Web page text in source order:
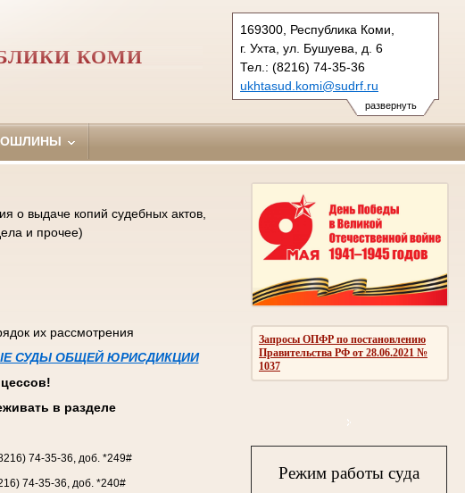
развернуть
169300, Республика Коми,
г. Ухта, ул. Бушуева, д. 6
Тел.: (8216) 74-35-36
ukhtasud.komi@sudrf.ru
схема проезда
КОМИ
Запросы ОПФР по постановлению
Правительства РФ от 28.06.2021 №
1037
Режим работы суда
о выдаче копий судебных актов,
и прочее)
их рассмотрения
СУДЫ ОБЩЕЙ ЮРИСДИКЦИИ
в разделе
74-35-36, доб. *249#
74-35-36, доб. *240#